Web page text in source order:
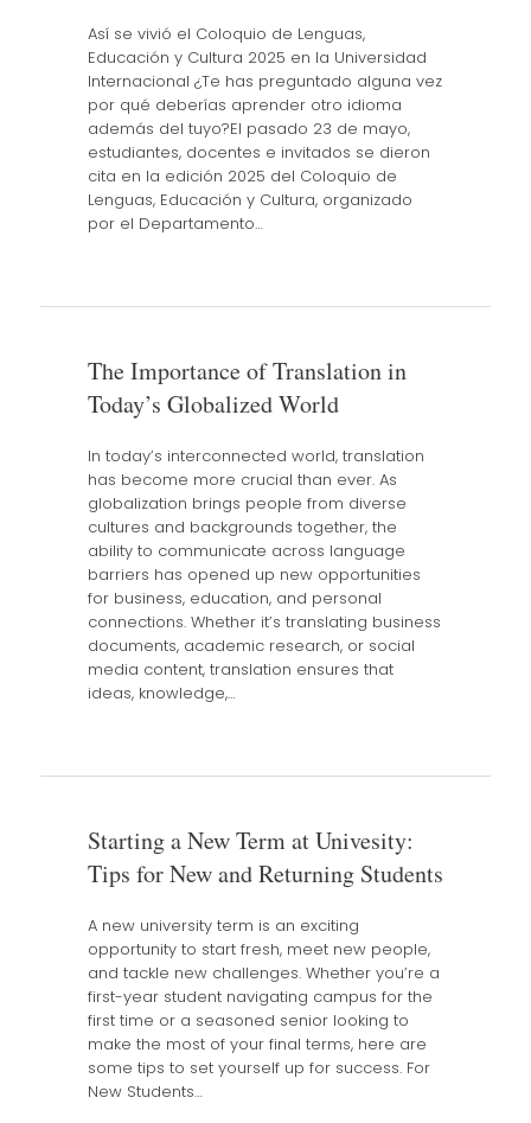
Así se vivió el Coloquio de Lenguas,
Educación y Cultura 2025 en la Universidad
Internacional ¿Te has preguntado alguna vez
por qué deberías aprender otro idioma
además del tuyo?El pasado 23 de mayo,
estudiantes, docentes e invitados se dieron
cita en la edición 2025 del Coloquio de
Lenguas, Educación y Cultura, organizado
por el Departamento…
The Importance of Translation in
Today’s Globalized World
In today’s interconnected world, translation
has become more crucial than ever. As
globalization brings people from diverse
cultures and backgrounds together, the
ability to communicate across language
barriers has opened up new opportunities
for business, education, and personal
connections. Whether it’s translating business
documents, academic research, or social
media content, translation ensures that
ideas, knowledge,…
Starting a New Term at Univesity:
Tips for New and Returning Students
A new university term is an exciting
opportunity to start fresh, meet new people,
and tackle new challenges. Whether you’re a
first-year student navigating campus for the
first time or a seasoned senior looking to
make the most of your final terms, here are
some tips to set yourself up for success. For
New Students…